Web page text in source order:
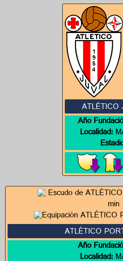
ATLÉTICO
Año
Localidad:
ATLÉTICO
Año
Localidad: